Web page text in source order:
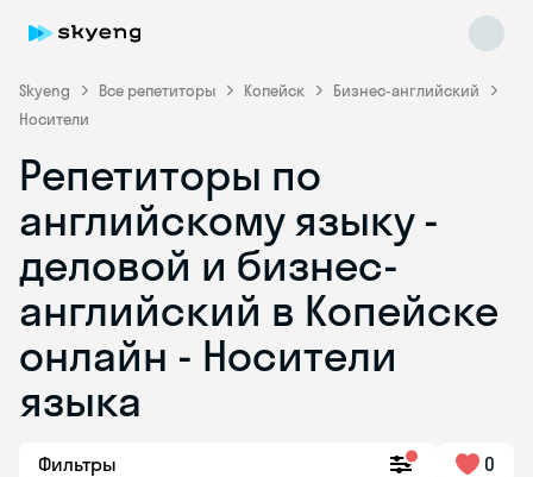
Skyeng Все репетиторы Копейск
Бизнес-английский
Носители
Репетиторы по
английскому языку -
деловой и бизнес-
английский в Копейске
онлайн - Носители
языка
Фильтры 0
Skyeng Chat